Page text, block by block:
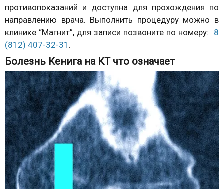
противопоказаний и доступна для прохождения по
направлению врача. Выполнить процедуру можно в
клинике “Магнит”, для записи позвоните по номеру: 8
(812) 407-32-31 .
Болезнь Кенига на КТ что означает